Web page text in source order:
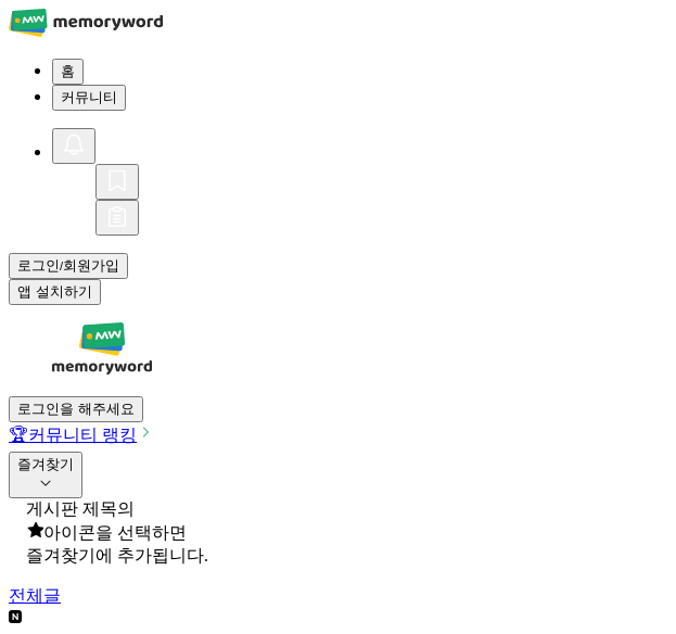
홈
커뮤니티
로그인/회원가입
앱 설치하기
로그인을 해주세요
🏆커뮤니티 랭킹
즐겨찾기
게시판 제목의
아이콘을 선택하면
즐겨찾기에 추가됩니다.
전체글